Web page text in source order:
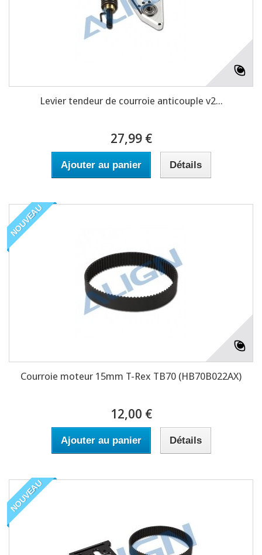
Levier tendeur de courroie anticouple v2...
27,99 €
Ajouter au panier Détails
NOUVEAU
Courroie moteur 15mm T-Rex TB70 (HB70B022AX)
12,00 €
Ajouter au panier Détails
NOUVEAU